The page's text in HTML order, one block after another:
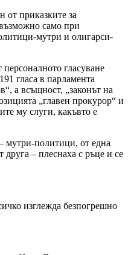
от приказките за
само при
мутри и олигарси-
гласуване
гласа в парламента
а всъщност, „законът на
„главен прокурор“ и
му слуги, какъвто е
мутри-политици, от една
друга – плеснаха с ръце и се
изглежда безпогрешно